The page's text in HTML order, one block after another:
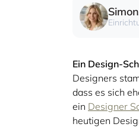
Ein Design-
Designers
dass es sich
ein Designer
heutigen